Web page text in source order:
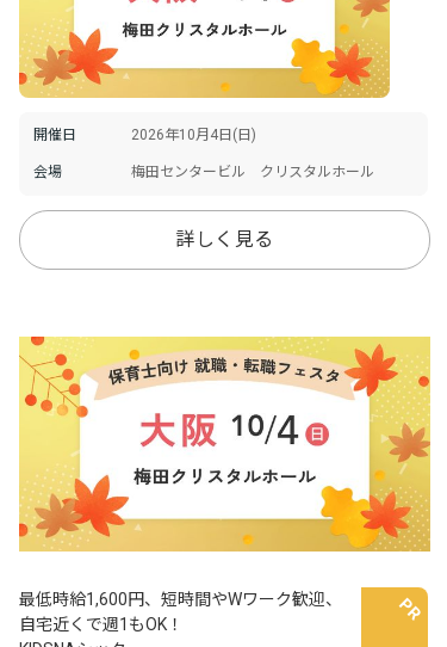
開催日 2026年10月4日(日)
会場 梅田センタービル クリスタルホール
詳しく見る
最低時給1,600円、短時間やWワーク歓迎、
自宅近くで週1もOK！